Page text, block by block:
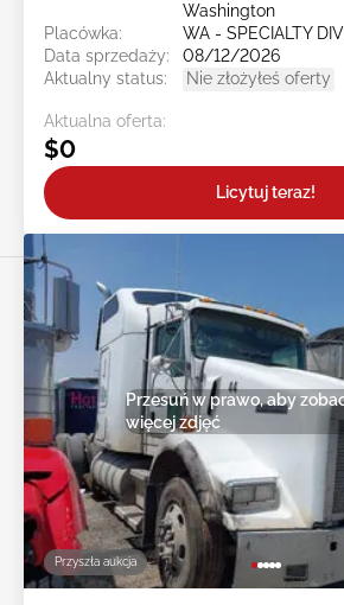
Washington
Placówka:
WA - SPECIALTY
Data sprzedaży:
08/12/2026
Aktualny status:
Nie złożyłeś oferty
Aktualna oferta:
$0
Licytuj teraz!
Przyszła aukcja
Przesuń w prawo, aby
więcej zdjęć